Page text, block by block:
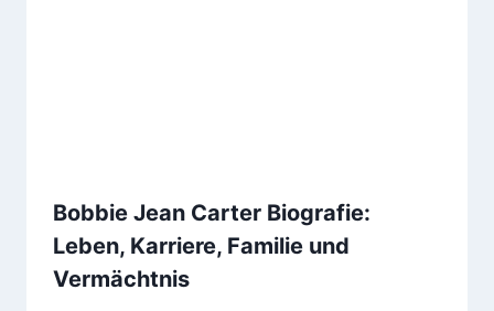
Bobbie Jean Carter Biografie:
Leben, Karriere, Familie und
Vermächtnis